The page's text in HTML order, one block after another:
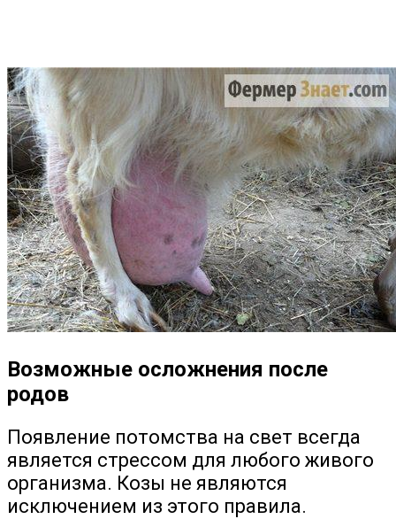
Возможные осложнения после
родов
Появление потомства на свет всегда
является стрессом для любого живого
организма. Козы не являются
исключением из этого правила.